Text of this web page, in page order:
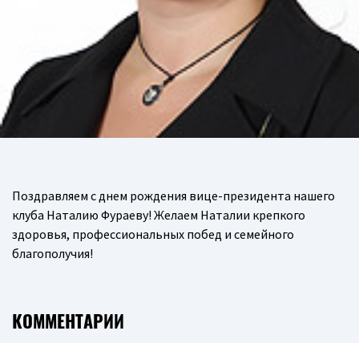
Поздравляем с днем рождения вице-президента нашего
клуба Наталию Фураеву! Желаем Наталии крепкого
здоровья, профессиональных побед и семейного
благополучия!
КОММЕНТАРИИ